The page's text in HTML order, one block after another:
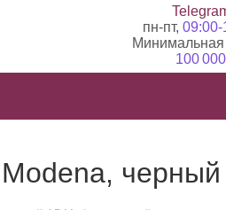
пн-пт, 09:00-
100 000
черный